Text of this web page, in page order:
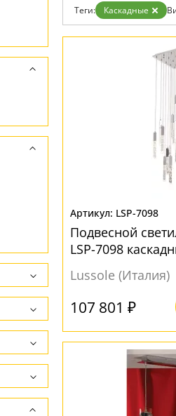
Современный
Хай тек
Теги: Каскадные
LSP-7098
Подвесной
LSP-7098
Lussole (Италия)
107 801 ₽